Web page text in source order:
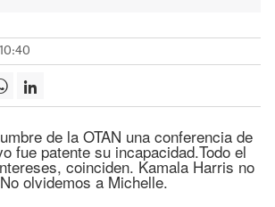
de la OTAN una conferencia de
fue patente su incapacidad.Todo el
coinciden. Kamala Harris no
olvidemos a Michelle.